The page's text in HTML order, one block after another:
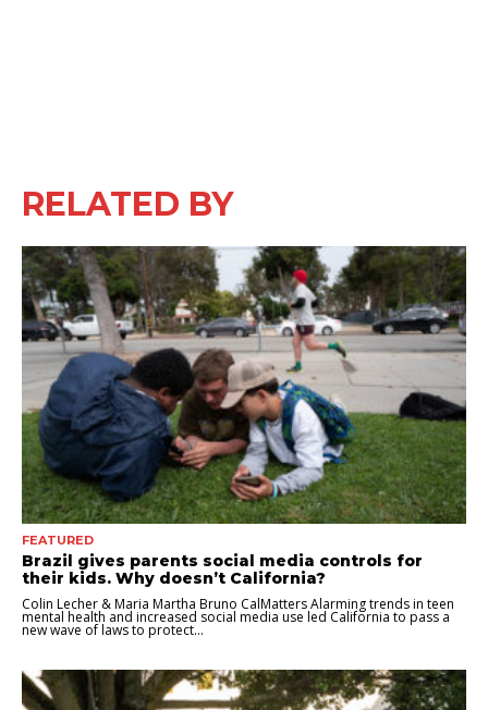
RELATED BY
FEATURED
Brazil gives parents social media controls for
their kids. Why doesn’t California?
Colin Lecher & Maria Martha Bruno CalMatters Alarming trends in teen
mental health and increased social media use led California to pass a
new wave of laws to protect...